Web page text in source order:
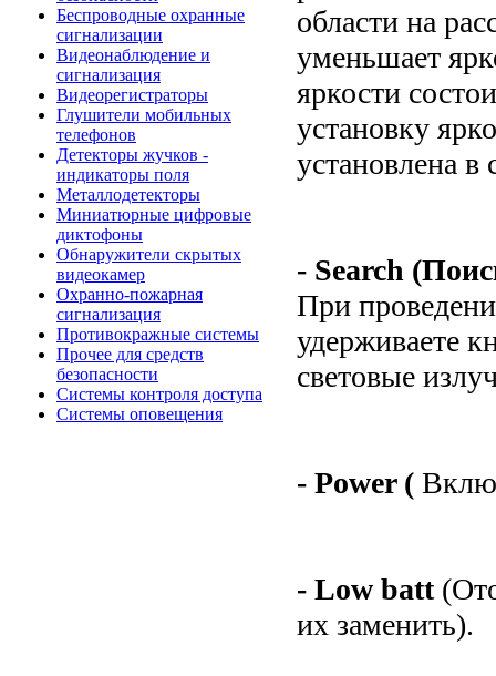
Беспроводные охранные
сигнализации
Видеонаблюдение и
сигнализация
Видеорегистраторы
Глушители мобильных
телефонов
Детекторы жучков -
индикаторы поля
Металлодетекторы
Миниатюрные цифровые
диктофоны
Обнаружители скрытых
видеокамер
Охранно-пожарная
сигнализация
Противокражные системы
Прочее для средств
безопасности
Системы контроля доступа
Системы оповещения
области на
уменьшает
яркости
установку
установлена в
- Search
При
удерживаете
световые
- Power (
- Low batt
их заменить).